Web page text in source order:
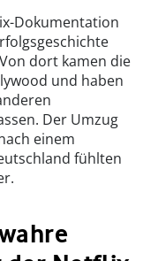
Dokumentation
dort kamen die
und haben
Der Umzug
einem
fühlten